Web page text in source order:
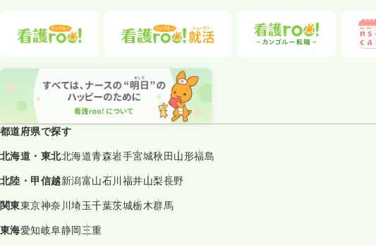
都道府県で探す
北海道・東北北海道青森岩手宮城秋田山形福島
北陸・甲信越新潟富山石川福井山梨長野
関東東京神奈川埼玉千葉茨城栃木群馬
東海愛知岐阜静岡三重